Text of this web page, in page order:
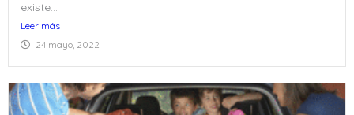
existe...
Leer más
24 mayo, 2022